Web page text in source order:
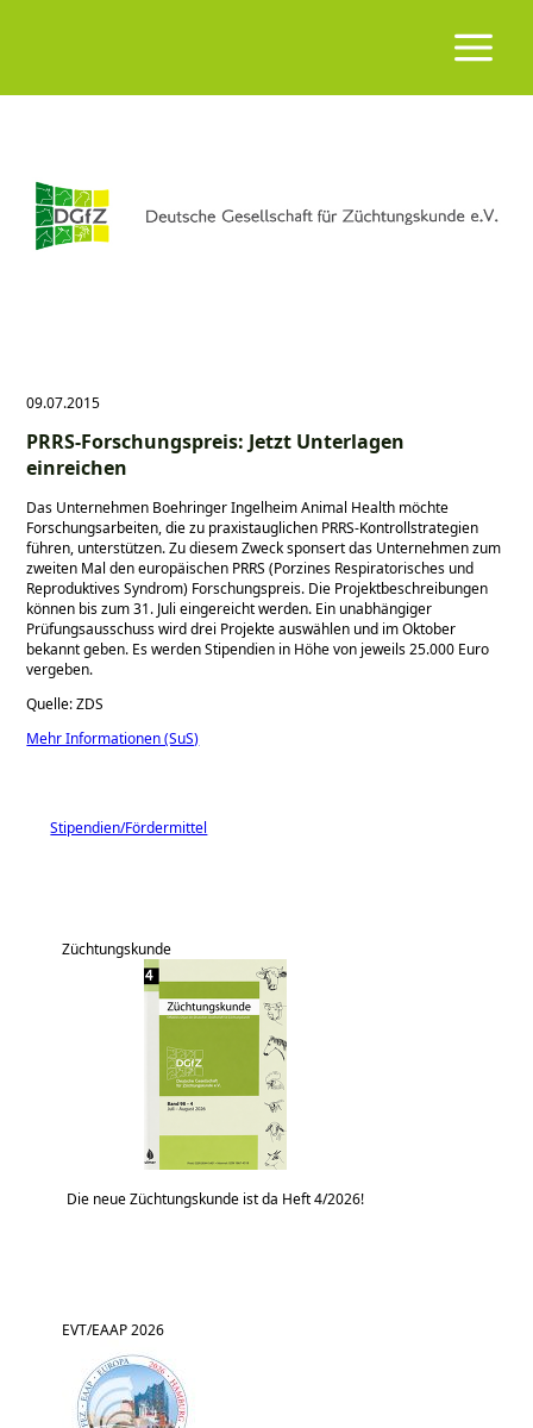
09.07.2015
PRRS-Forschungspreis: Jetzt Unterlagen
einreichen
Das Unternehmen Boehringer Ingelheim Animal Health möchte
Forschungsarbeiten, die zu praxistauglichen PRRS-Kontrollstrategien
führen, unterstützen. Zu diesem Zweck sponsert das Unternehmen zum
zweiten Mal den europäischen PRRS (Porzines Respiratorisches und
Reproduktives Syndrom) Forschungspreis. Die Projektbeschreibungen
können bis zum 31. Juli eingereicht werden. Ein unabhängiger
Prüfungsausschuss wird drei Projekte auswählen und im Oktober
bekannt geben. Es werden Stipendien in Höhe von jeweils 25.000 Euro
vergeben.
Quelle: ZDS
Mehr Informationen (SuS)
Stipendien/Fördermittel
Züchtungskunde
Die neue Züchtungskunde ist da Heft 4/2026!
EVT/EAAP 2026